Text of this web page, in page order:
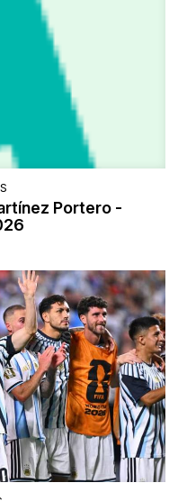
Portero -